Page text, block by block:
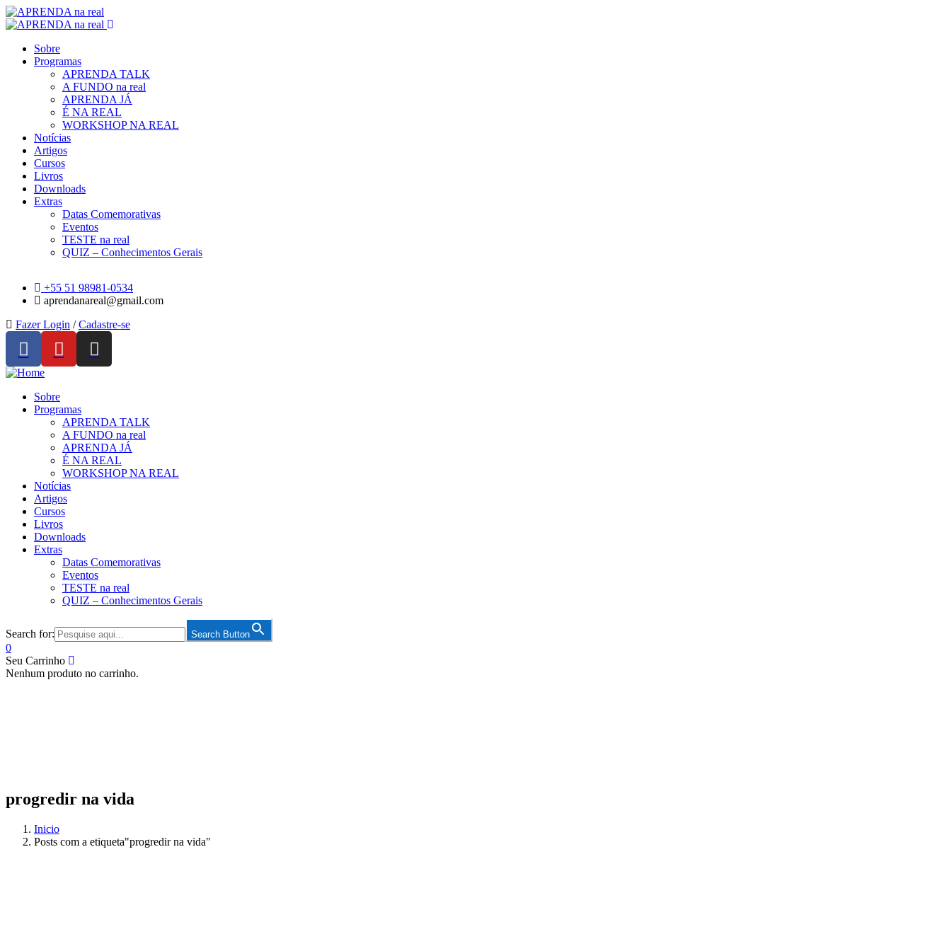
Sobre
Programas
APRENDA TALK
A FUNDO na real
APRENDA JÁ
É NA REAL
WORKSHOP NA REAL
Notícias
Artigos
Cursos
Livros
Downloads
Extras
Datas Comemorativas
Eventos
TESTE na real
QUIZ – Conhecimentos Gerais
+55 51 98981-0534
aprendanareal@gmail.com
Fazer Login / Cadastre-se
Sobre
Programas
APRENDA TALK
A FUNDO na real
APRENDA JÁ
É NA REAL
WORKSHOP NA REAL
Notícias
Artigos
Cursos
Livros
Downloads
Extras
Datas Comemorativas
Eventos
TESTE na real
QUIZ – Conhecimentos Gerais
Search for: Search Button
0
Seu Carrinho
Nenhum produto no carrinho.
progredir na vida
Inicio
Posts com a etiqueta"progredir na vida"